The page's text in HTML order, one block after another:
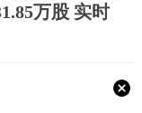
万股 实时